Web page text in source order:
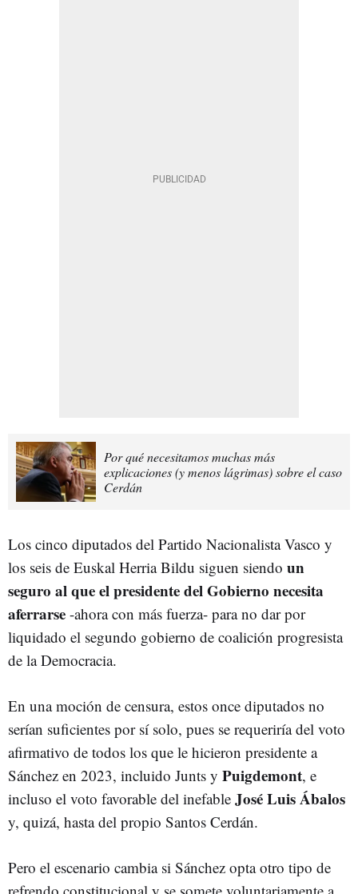
Por qué necesitamos muchas más
explicaciones (y menos lágrimas) sobre el caso
Cerdán
Los cinco diputados del Partido Nacionalista Vasco y
los seis de Euskal Herria Bildu siguen siendo un
seguro al que el presidente del Gobierno necesita
aferrarse -ahora con más fuerza- para no dar por
liquidado el segundo gobierno de coalición progresista
de la Democracia.
En una moción de censura, estos once diputados no
serían suficientes por sí solo, pues se requeriría del voto
afirmativo de todos los que le hicieron presidente a
Sánchez en 2023, incluido Junts y Puigdemont, e
incluso el voto favorable del inefable José Luis Ábalos
y, quizá, hasta del propio Santos Cerdán.
Pero el escenario cambia si Sánchez opta otro tipo de